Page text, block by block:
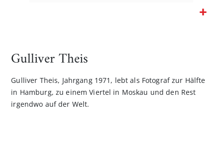
Bildgalerie
Gulliver Theis
Gulliver Theis, Jahrgang 1971, lebt als Fotograf zur Hälfte
in Hamburg, zu einem Viertel in Moskau und den Rest
irgendwo auf der Welt.